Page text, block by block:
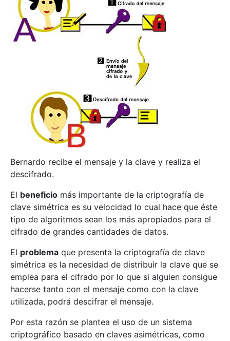
Bernardo recibe el mensaje y la clave y realiza el
descifrado.
El beneficio más importante de la criptografía de
clave simétrica es su velocidad lo cual hace que éste
tipo de algoritmos sean los más apropiados para el
cifrado de grandes cantidades de datos.
El problema que presenta la criptografía de clave
simétrica es la necesidad de distribuir la clave que se
emplea para el cifrado por lo que si alguien consigue
hacerse tanto con el mensaje como con la clave
utilizada, podrá descifrar el mensaje.
Por esta razón se plantea el uso de un sistema
criptográfico basado en claves asimétricas, como